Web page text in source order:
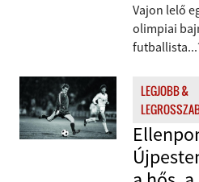
Vajon lelő
olimpiai
LEGJOBB &